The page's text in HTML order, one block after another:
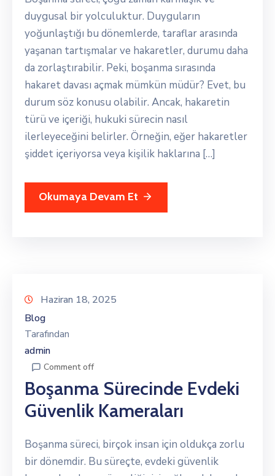
duygusal bir yolculuktur. Duyguların
yoğunlaştığı bu dönemlerde, taraflar arasında
yaşanan tartışmalar ve hakaretler, durumu daha
da zorlaştırabilir. Peki, boşanma sırasında
hakaret davası açmak mümkün müdür? Evet, bu
durum söz konusu olabilir. Ancak, hakaretin
türü ve içeriği, hukuki sürecin nasıl
ilerleyeceğini belirler. Örneğin, eğer hakaretler
şiddet içeriyorsa veya kişilik haklarına […]
Okumaya Devam Et
Haziran 18, 2025
Blog
Tarafından
admin
Comment off
Boşanma Sürecinde Evdeki
Güvenlik Kameraları
Boşanma süreci, birçok insan için oldukça zorlu
bir dönemdir. Bu süreçte, evdeki güvenlik